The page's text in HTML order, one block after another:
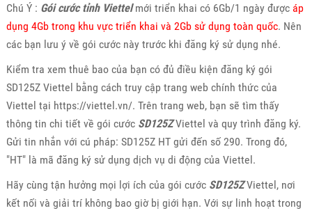
Chú Ý : Gói cước tỉnh Viettelmới triển khai có 6Gb/1 ngày được áp
dụng 4Gb trong khu vực triển khai và 2Gb sử dụng toàn quốc. Nên
các bạn lưu ý về gói cước này trước khi đăng ký sử dụng nhé.
Kiểm tra xem thuê bao của bạn có đủ điều kiện đăng ký gói
SD125Z Viettel bằng cách truy cập trang web chính thức của
Viettel tại https://viettel.vn/. Trên trang web, bạn sẽ tìm thấy
thông tin chi tiết về gói cước SD125ZViettel và quy trình đăng ký.
Gửi tin nhắn với cú pháp: SD125Z HT gửi đến số 290. Trong đó,
"HT" là mã đăng ký sử dụng dịch vụ di động của Viettel.
Hãy cùng tận hưởng mọi lợi ích của gói cước SD125ZViettel, nơi
kết nối và giải trí không bao giờ bị giới hạn. Với sự linh hoạt trong